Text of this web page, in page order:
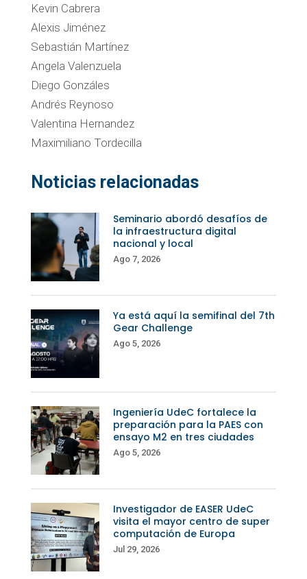
Kevin Cabrera
Alexis Jiménez
Sebastián Martínez
Angela Valenzuela
Diego Gonzáles
Andrés Reynoso
Valentina Hernandez
Maximiliano Tordecilla
Noticias relacionadas
Seminario abordó desafíos de
la infraestructura digital
nacional y local
Ago 7, 2026
Ya está aquí la semifinal del 7th
Gear Challenge
Ago 5, 2026
Ingeniería UdeC fortalece la
preparación para la PAES con
ensayo M2 en tres ciudades
Ago 5, 2026
Investigador de EASER UdeC
visita el mayor centro de super
computación de Europa
Jul 29, 2026